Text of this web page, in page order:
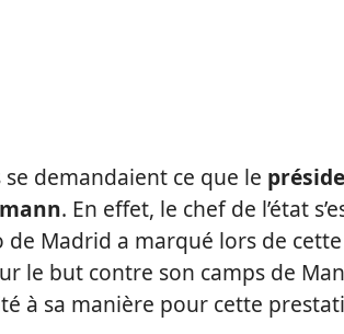
demandaient ce que le
. En effet, le chef de l’état
de Madrid a marqué lors de
le but contre son camps de
à sa manière pour cette